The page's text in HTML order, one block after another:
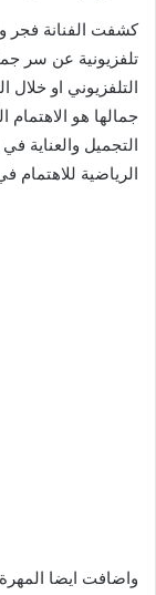
كشفت الفنانة فجر
تلفزيونية عن سر
التلفزيوني او
جمالها هو الاهتمام
التجميل والعناية
الرياضية
واضافت ايضا